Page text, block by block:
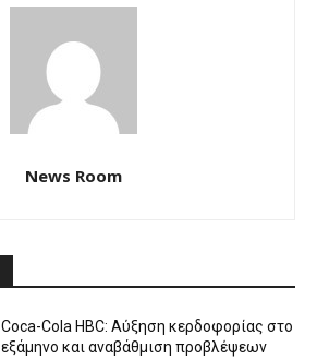
News Room
Coca-Cola HBC: Αύξηση κερδοφορίας στο
εξάμηνο και αναβάθμιση προβλέψεων